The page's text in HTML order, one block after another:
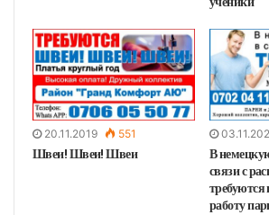
20.11.2019 551
Швеи! Швеи! Швеи
В
связи с
работу